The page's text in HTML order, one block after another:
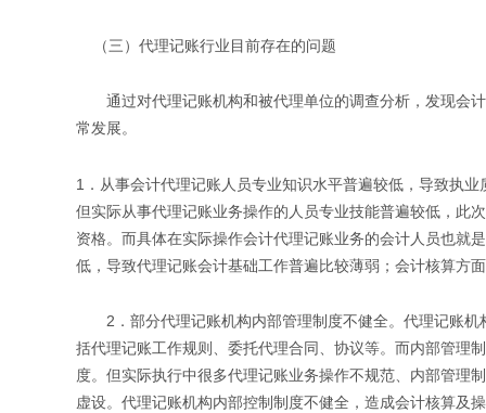
（三）代理记账行业目前存在的问题
通过对代理记账机构和被代理单位的调查分析，发现会计
常发展。
1．从事会计代理记账人员专业知识水平普遍较低，导致执
但实际从事代理记账业务操作的人员专业技能普遍较低，此
资格。而具体在实际操作会计代理记账业务的会计人员也就
低，导致代理记账会计基础工作普遍比较薄弱；会计核算方
2．部分代理记账机构内部管理制度不健全。代理记账机
括代理记账工作规则、委托代理合同、协议等。而内部管理
度。但实际执行中很多代理记账业务操作不规范、内部管理
虚设。代理记账机构内部控制制度不健全，造成会计核算及